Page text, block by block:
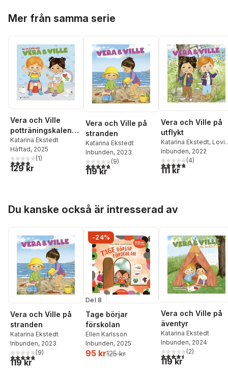
Mer från samma serie
Vera och Ville
potträningskalende
r - Bli blöjfri!
Katarina Ekstedt
Häftad, 2025
4,0utav 5 stjärnor. Totalt antal röster:
(1)
129 kr
Vera och Ville på
stranden
Katarina Ekstedt
Inbunden, 2023
4,8utav 5 stjärnor. Totalt antal röster:
(9)
119 kr
Vera och Ville på
utflykt
Katarina Ekstedt,
Blomberg
Inbunden, 2022
4,8utav 5 stjärnor.
(4)
111 kr
Du kanske också är intresserad av
Vera och Ville på
stranden
Katarina Ekstedt
Inbunden, 2023
4,8utav 5 stjärnor. Totalt antal röster:
(9)
119 kr
-24%
Del 8
Tage börjar
förskolan
Ellen Karlsson
Inbunden, 2025
95 kr125 kr
Vera och Ville på
äventyr
Katarina Ekstedt
Inbunden, 2024
4,5utav 5 stjärnor.
(2)
119 kr